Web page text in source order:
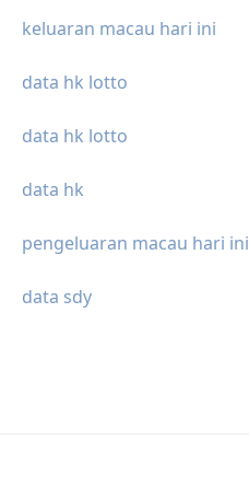
keluaran macau hari ini
data hk lotto
data hk lotto
data hk
pengeluaran macau hari ini
data sdy